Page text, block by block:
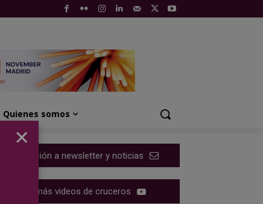
Quienes somos
Suscripción a newsletter y noticias
Ver más videos de cruceros
×